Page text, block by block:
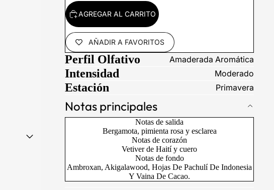
AGREGAR AL CARRITO
AÑADIR A FAVORITOS
Perfil Olfativo Amaderada Aromática
Intensidad Moderado
Estación Primavera
Notas principales
Notas de salida
Bergamota, pimienta rosa y esclarea
Notas de corazón
Vetiver de Haití y cuero
Notas de fondo
Ambroxan, Akigalawood, Hojas De Pachulí De Indonesia
Y Vaina De Cacao.